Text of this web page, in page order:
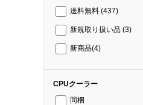
送料無料 (437)
新規取り扱い品 (3)
新商品(4)
CPUクーラー
同梱